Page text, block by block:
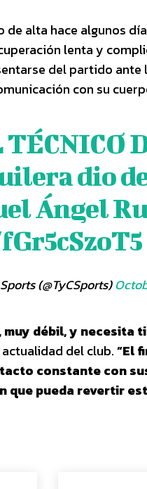
de alta hace algunos
lenta y
del partido
con su
dio
Ángel
(@TyCSports)
débil, y necesita
del club.“El
constante con
que pueda revertir